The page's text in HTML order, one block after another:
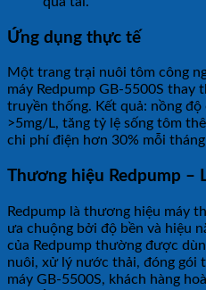
Ứng dụng thực tế
Một trang trại nuôi tôm công
máy Redpump GB-5500S thay
truyền thống. Kết quả: nồng
>5mg/L, tăng tỷ lệ sống tôm
chi phí điện hơn 30% mỗi
Thương hiệu Redpump –
Redpump là thương hiệu máy
ưa chuộng bởi độ bền và hiệu
của Redpump thường được
nuôi, xử lý nước thải, đóng gói
máy GB-5500S, khách hàng